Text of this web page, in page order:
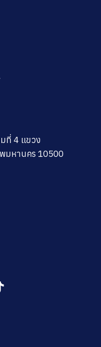
ที่ 4 แขวง
มหานคร 10500